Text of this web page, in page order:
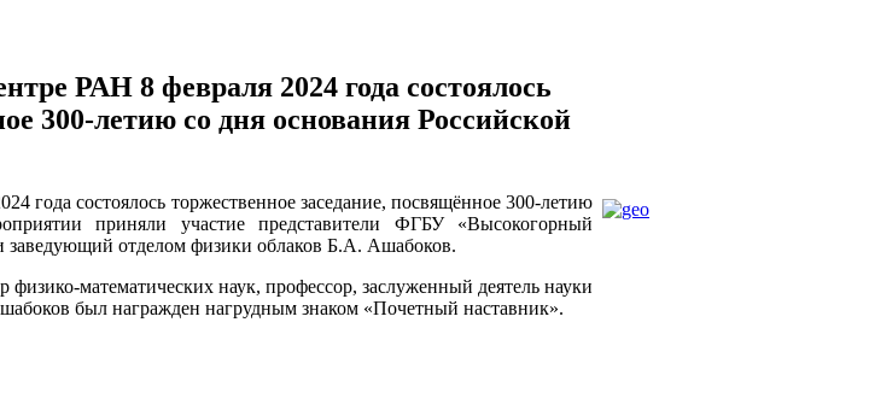
РАН 8 февраля 2024 года состоялось
300-летию со дня основания Российской
года состоялось торжественное заседание, посвящённое 300-летию
приняли участие представители ФГБУ «Высокогорный
отделом физики облаков Б.А. Ашабоков.
математических наук, профессор, заслуженный деятель науки
был награжден нагрудным знаком «Почетный наставник».